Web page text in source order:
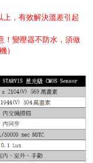
上，有效解決溫差引起
！變壓器不防水，須做
）